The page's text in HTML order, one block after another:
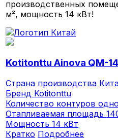
производственных
м², мощность 14 кВт!
Kotitonttu Ainova QM-14
Страна производства
Бренд Kotitonttu
Количество контуров
Отапливаемая площадь
Мощность14 кВт
Кратко Подробнее